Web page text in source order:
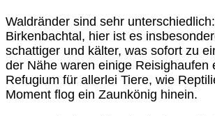
Waldränder sind sehr
Birkenbachtal, hier ist es
schattiger und kälter, was sofort zu
der Nähe waren einige
Refugium für allerlei Tiere, wie
Moment flog ein Zaunkönig hinein.